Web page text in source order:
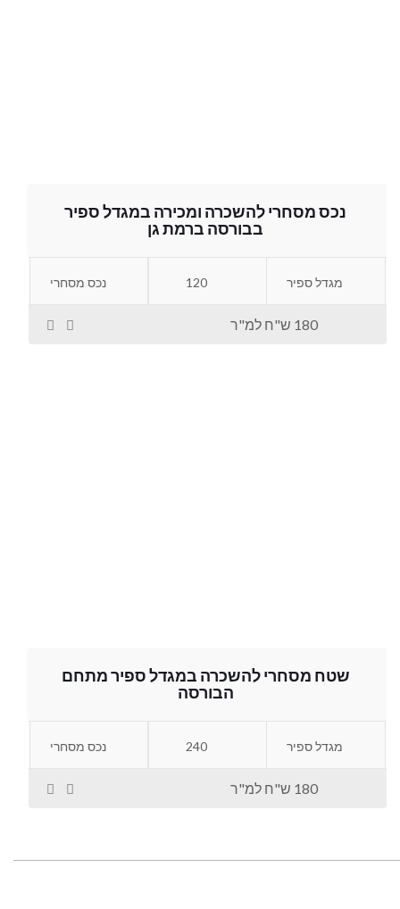
נכס מסחרי להשכרה ומכירה במגדל ספיר
בבורסה ברמת גן
מגדל ספיר 120 נכס מסחרי
180 ש"ח למ"ר
שטח מסחרי להשכרה במגדל ספיר מתחם
הבורסה
מגדל ספיר 240 נכס מסחרי
180 ש"ח למ"ר